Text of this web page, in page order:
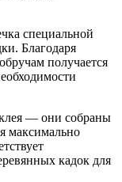
специальной
Благодаря
получается
— они собраны
максимально
кадок для